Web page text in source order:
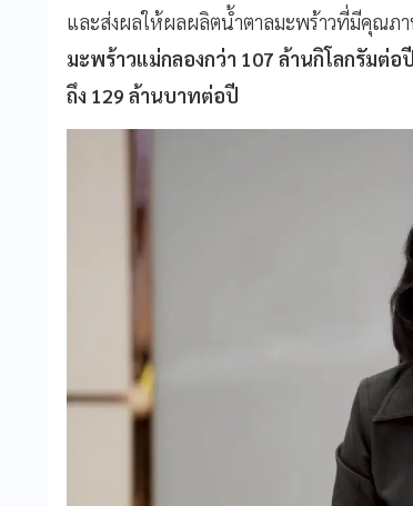
และส่งผลให้ผลผลิตน้ำตาลมะพร้าวที่มีคุณภ
มะพร้าวแม่กลองกว่า 107 ล้านกิโลกรัมต่อ
ถึง 129 ล้านบาทต่อปี